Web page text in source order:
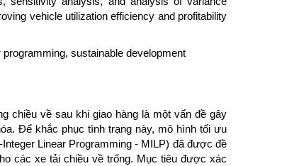
vehicle utilization efficiency and profitability
sustainable development
chiều về sau khi giao hàng là một vấn đề gây
Để khắc phục tình trạng này, mô hình tối ưu
Linear Programming - MILP) đã được đề
các xe tải chiều về trống. Mục tiêu được xác